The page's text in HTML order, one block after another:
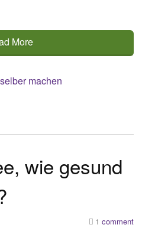
More
machen
wie gesund
1 comment